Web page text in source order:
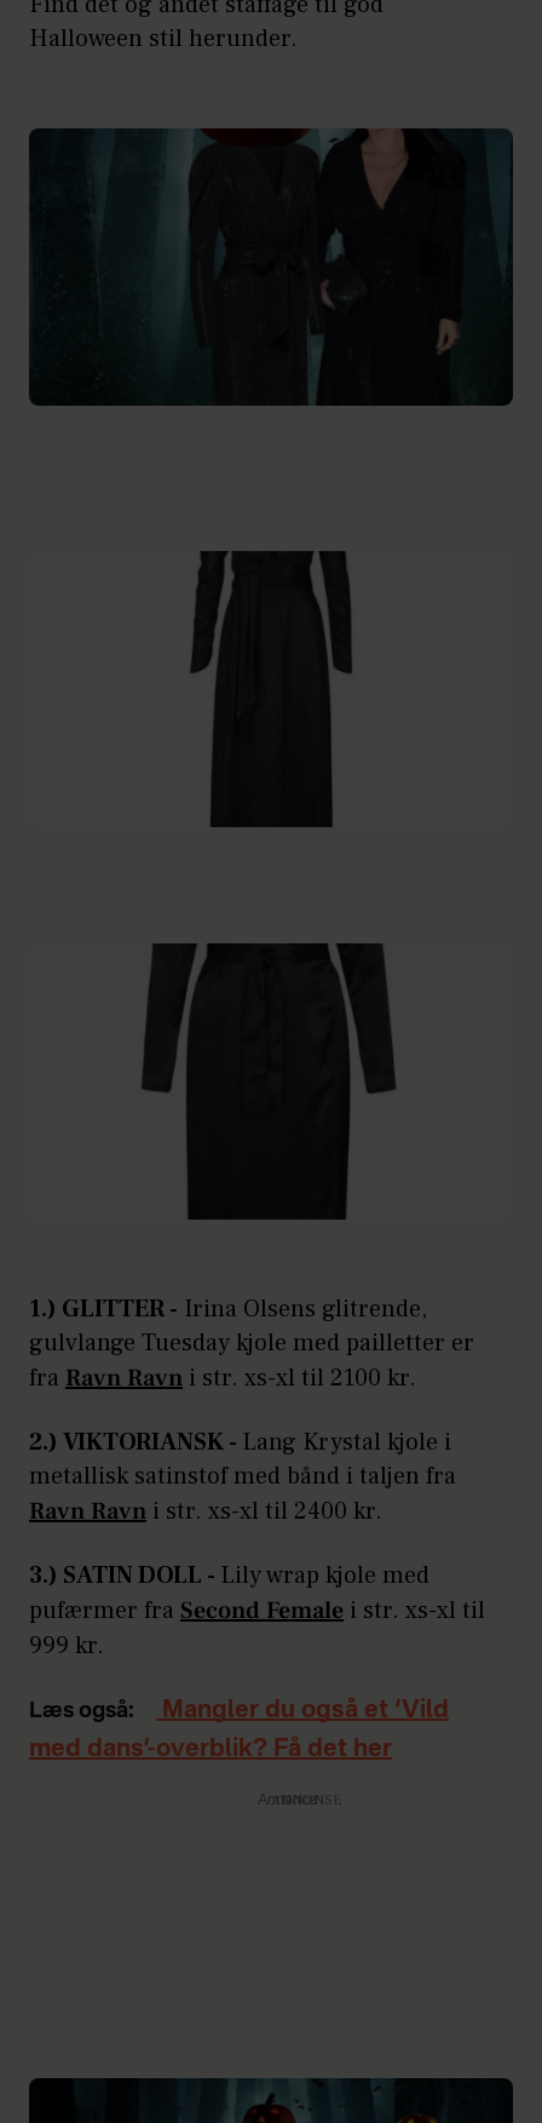
Halloween stil herunder.
1.) GLITTER - Irina Olsens glitrende,
gulvlange Tuesday kjole med pailletter er
fra Ravn Ravn i str. xs-xl til 2100 kr.
2.) VIKTORIANSK - Lang Krystal kjole i
metallisk satinstof med bånd i taljen fra
Ravn Ravn i str. xs-xl til 2400 kr.
3.) SATIN DOLL - Lily wrap kjole med
pufærmer fra Second Female i str. xs-xl til
999 kr.
Læs også:
Mangler du også et ‘Vild
med dans’-overblik? Få det her
Annonce